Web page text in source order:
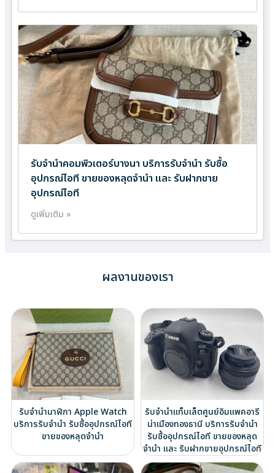
รับจำนำคอมพิวเตอร์บางนา บริการรับจำนำ รับซื้อ
อุปกรณ์ไอที ขายของหลุดจำนำ และ รับฝากขาย
อุปกรณ์ไอที
ดูเพิ่มเติม »
ผลงานของเรา
รับจำนำนาฬิกา Apple Watch
บริการรับจำนำ รับซื้ออุปกรณ์ไอที
ขายของหลุดจำนำ
รับจำนำแท็บเล็ตศูนย์อิมแพคอารี
น่าเมืองทองธานี บริการรับจำนำ
รับซื้ออุปกรณ์ไอที ขายของหลุด
จำนำ และ รับฝากขายอุปกรณ์ไอที